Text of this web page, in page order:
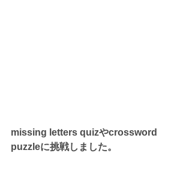
missing letters quizやcrossword
puzzleに挑戦しました。